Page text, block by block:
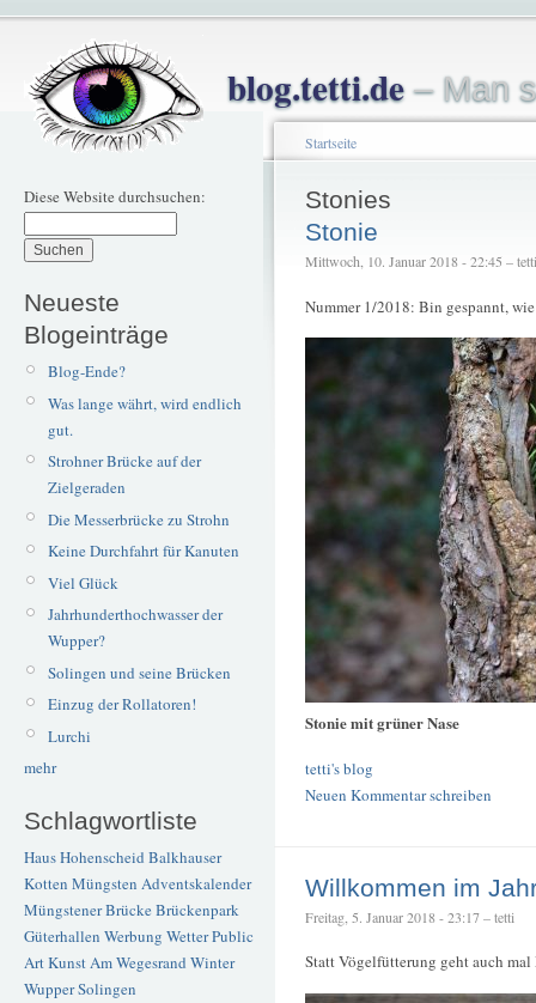
blog.tetti.de– Man
Diese Website durchsuchen:
Neueste
Blogeinträge
Blog-Ende?
Was lange währt, wird endlich
gut.
Strohner Brücke auf der
Zielgeraden
Die Messerbrücke zu Strohn
Keine Durchfahrt für Kanuten
Viel Glück
Jahrhunderthochwasser der
Wupper?
Solingen und seine Brücken
Einzug der Rollatoren!
Lurchi
mehr
Schlagwortliste
Haus Hohenscheid Balkhauser
Kotten Müngsten Adventskalender
Müngstener BrückeBrückenpark
Güterhallen Werbung WetterPublic
ArtKunstAm Wegesrand Winter
WupperSolingen
Startseite
Stonies
Stonie
Mittwoch, 10. Januar 2018 - 22:45 – tetti
Nummer 1/2018: Bin gespannt,
Stonie mit grüner Nase
tetti's blog
Neuen Kommentar schreiben
Willkommen im
Freitag, 5. Januar 2018 - 23:17 – tetti
Statt Vögelfütterung geht auch mal